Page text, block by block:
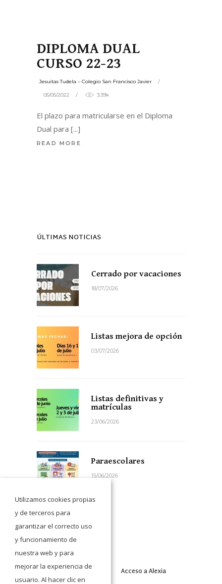
DIPLOMA DUAL
CURSO 22-23
Jesuitas Tudela – Colegio San Francisco Javier
05/05/2022 3.39k
El plazo para matricularse en el Diploma
Dual para
READ MORE
ÚLTIMAS NOTICIAS
Cerrado por vacaciones
18/07/2026
Listas mejora de opción
03/07/2026
Listas definitivas y
matrículas
23/06/2026
Paraescolares
15/06/2026
Acceso a Moodle Acceso a Alexia
Utilizamos cookies propias
y de terceros para
garantizar el correcto uso
y funcionamiento de
nuestra web y para
mejorar la experiencia de
usuario. Al hacer clic en